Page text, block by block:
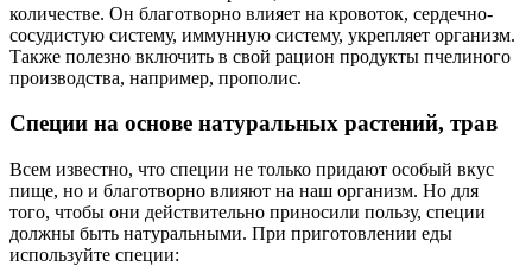
количестве. Он благотворно влияет на кровоток, сердечно-
сосудистую систему, иммунную систему, укрепляет организм.
Также полезно включить в свой рацион продукты пчелиного
производства, например, прополис.
Специи на основе натуральных растений, трав
Всем известно, что специи не только придают особый вкус
пище, но и благотворно влияют на наш организм. Но для
того, чтобы они действительно приносили пользу, специи
должны быть натуральными. При приготовлении еды
используйте специи: